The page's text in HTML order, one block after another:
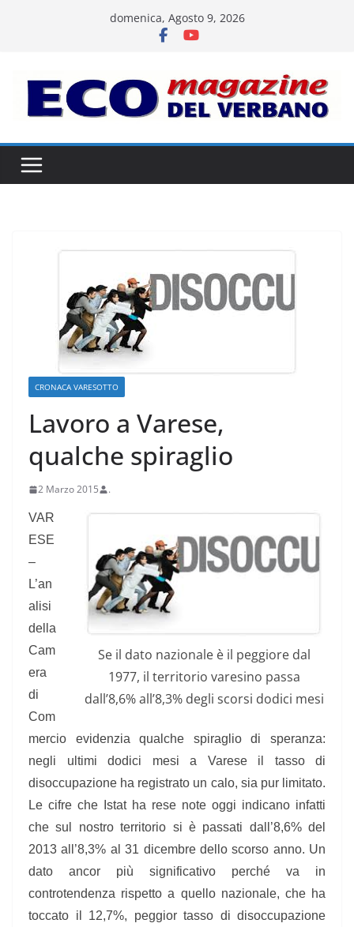
domenica, Agosto 9, 2026
CRONACA VARESOTTO
Lavoro a Varese,
qualche spiraglio
2 Marzo 2015 .
Se il dato nazionale è il peggiore dal
1977, il territorio varesino passa
dall’8,6% all’8,3% degli scorsi dodici mesi
VAR
ESE
–
L’an
alisi
della
Cam
era
di
Com
mercio evidenzia qualche spiraglio di speranza:
negli ultimi dodici mesi a Varese il tasso di
disoccupazione ha registrato un calo, sia pur limitato.
Le cifre che Istat ha rese note oggi indicano infatti
che sul nostro territorio si è passati dall’8,6% del
2013 all’8,3% al 31 dicembre dello scorso anno. Un
dato ancor più significativo perché va in
controtendenza rispetto a quello nazionale, che ha
toccato il 12,7%, peggior tasso di disoccupazione